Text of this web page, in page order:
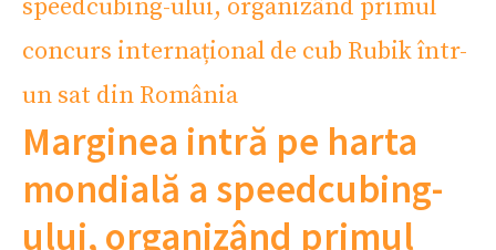
Marginea intră pe harta
mondială a speedcubing-
ului, organizând primul